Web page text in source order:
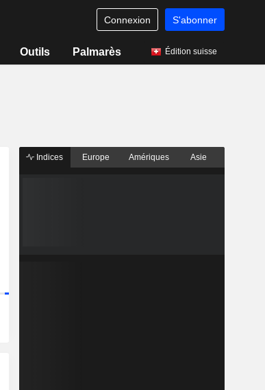
Connexion S'abonner
Outils Palmarès Édition suisse
Indices Europe Amériques Asie